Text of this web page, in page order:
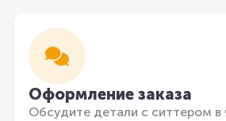
Оформление заказа
Обсудите детали с ситтером в